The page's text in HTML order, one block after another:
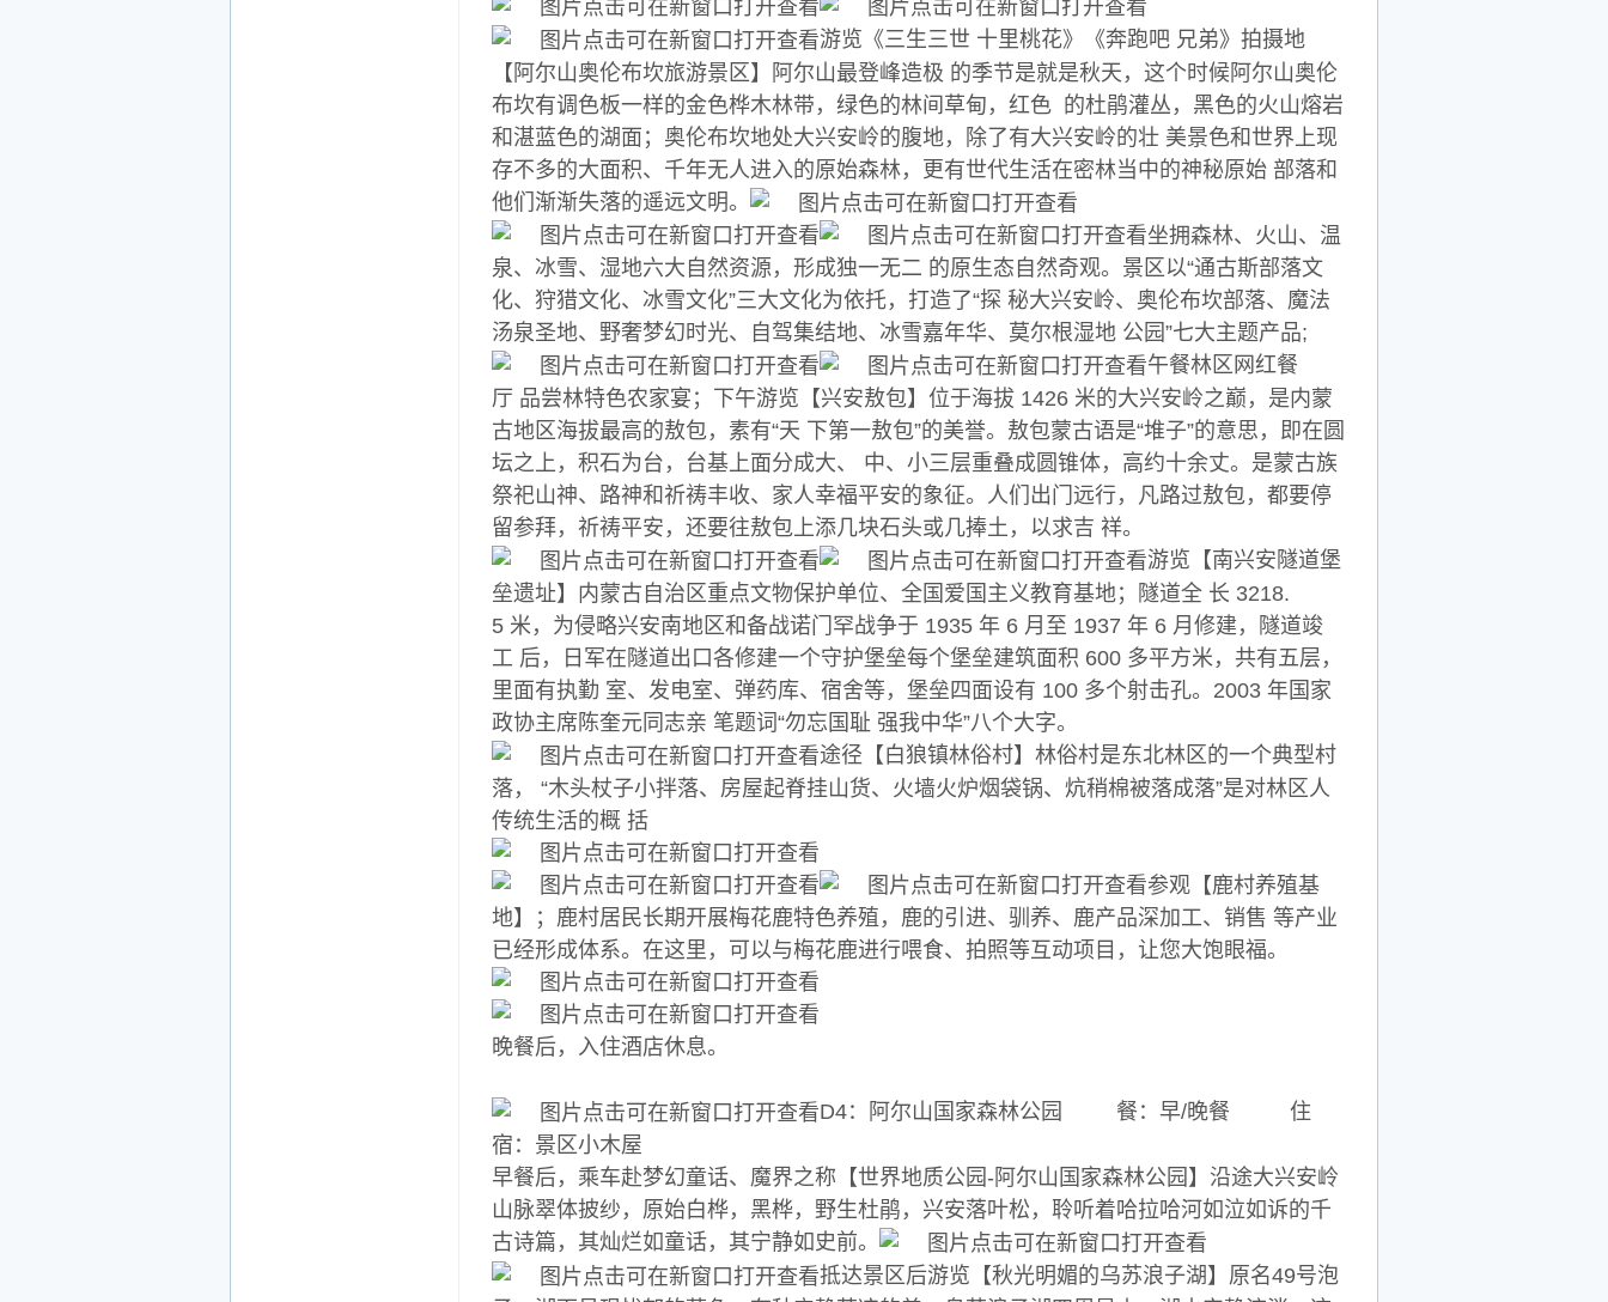
游览《三生三世 十里桃花》《奔跑吧 兄弟》拍摄地
【阿尔山奥伦布坎旅游景区】阿尔山最登峰造极 的季节是就是秋天，这个时候阿尔山奥伦
布坎有调色板一样的金色桦木林带，绿色的林间草甸，红色 的杜鹃灌丛，黑色的火山熔岩
和湛蓝色的湖面；奥伦布坎地处大兴安岭的腹地，除了有大兴安岭的壮 美景色和世界上现
存不多的大面积、千年无人进入的原始森林，更有世代生活在密林当中的神秘原始 部落和
他们渐渐失落的遥远文明。
坐拥森林、火山、温
泉、冰雪、湿地六大自然资源，形成独一无二 的原生态自然奇观。景区以“通古斯部落文
化、狩猎文化、冰雪文化”三大文化为依托，打造了“探 秘大兴安岭、奥伦布坎部落、魔法
汤泉圣地、野奢梦幻时光、自驾集结地、冰雪嘉年华、莫尔根湿地 公园”七大主题产品;
午餐林区网红餐
厅 品尝林特色农家宴；下午游览【兴安敖包】位于海拔 1426 米的大兴安岭之巅，是内蒙
古地区海拔最高的敖包，素有“天 下第一敖包”的美誉。敖包蒙古语是“堆子”的意思，即在圆
坛之上，积石为台，台基上面分成大、 中、小三层重叠成圆锥体，高约十余丈。是蒙古族
祭祀山神、路神和祈祷丰收、家人幸福平安的象征。人们出门远行，凡路过敖包，都要停
留参拜，祈祷平安，还要往敖包上添几块石头或几捧土，以求吉 祥。
游览【南兴安隧道堡
垒遗址】内蒙古自治区重点文物保护单位、全国爱国主义教育基地；隧道全 长 3218.
5 米，为侵略兴安南地区和备战诺门罕战争于 1935 年 6 月至 1937 年 6 月修建，隧道竣
工 后，日军在隧道出口各修建一个守护堡垒每个堡垒建筑面积 600 多平方米，共有五层，
里面有执勤 室、发电室、弹药库、宿舍等，堡垒四面设有 100 多个射击孔。2003 年国家
政协主席陈奎元同志亲 笔题词“勿忘国耻 强我中华”八个大字。
途径【白狼镇林俗村】林俗村是东北林区的一个典型村
落， “木头杖子小拌落、房屋起脊挂山货、火墙火炉烟袋锅、炕稍棉被落成落”是对林区人
传统生活的概 括
参观【鹿村养殖基
地】；鹿村居民长期开展梅花鹿特色养殖，鹿的引进、驯养、鹿产品深加工、销售 等产业
已经形成体系。在这里，可以与梅花鹿进行喂食、拍照等互动项目，让您大饱眼福。
晚餐后，入住酒店休息。
D4：阿尔山国家森林公园 餐：早/晚餐 住
宿：景区小木屋
早餐后，乘车赴梦幻童话、魔界之称【世界地质公园-阿尔山国家森林公园】沿途大兴安岭
山脉翠体披纱，原始白桦，黑桦，野生杜鹃，兴安落叶松，聆听着哈拉哈河如泣如诉的千
古诗篇，其灿烂如童话，其宁静如史前。
抵达景区后游览【秋光明媚的乌苏浪子湖】原名49号泡